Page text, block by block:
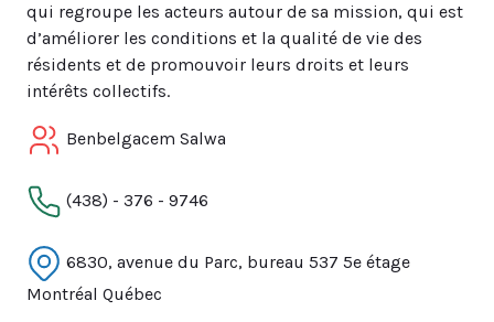
qui regroupe les acteurs autour de sa mission, qui est
d’améliorer les conditions et la qualité de vie des
résidents et de promouvoir leurs droits et leurs
intérêts collectifs.
Benbelgacem Salwa
(438) - 376 - 9746
6830, avenue du Parc, bureau 537 5e étage
Montréal Québec